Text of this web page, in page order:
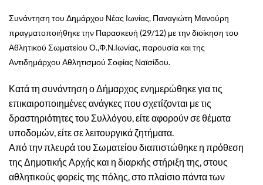
Συνάντηση του Δημάρχου Νέας Ιωνίας, Παναγιώτη Μανούρη
πραγματοποιήθηκε την Παρασκευή (29/12) με την διοίκηση του
Αθλητικού Σωματείου Ο.,Φ.Ν.Ιωνίας, παρουσία και της
Αντιδημάρχου Αθλητισμού Σοφίας Ναϊσίδου.
Κατά τη συνάντηση ο Δήμαρχος ενημερώθηκε για τις
επικαιροποιημένες ανάγκες που σχετίζονται με τις
δραστηριότητες του Συλλόγου, είτε αφορούν σε θέματα
υποδομών, είτε σε λειτουργικά ζητήματα.
Από την πλευρά του Σωματείου διαπιστώθηκε η πρόθεση
της Δημοτικής Αρχής και η διαρκής στήριξη της, στους
αθλητικούς φορείς της πόλης, στο πλαίσιο πάντα των